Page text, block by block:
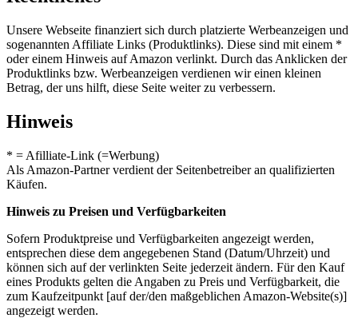
Unsere Webseite finanziert sich durch platzierte Werbeanzeigen und
sogenannten Affiliate Links (Produktlinks). Diese sind mit einem *
oder einem Hinweis auf Amazon verlinkt. Durch das Anklicken der
Produktlinks bzw. Werbeanzeigen verdienen wir einen kleinen
Betrag, der uns hilft, diese Seite weiter zu verbessern.
Hinweis
* = Afilliate-Link (=Werbung)
Als Amazon-Partner verdient der Seitenbetreiber an qualifizierten
Käufen.
Hinweis zu Preisen und Verfügbarkeiten
Sofern Produktpreise und Verfügbarkeiten angezeigt werden,
entsprechen diese dem angegebenen Stand (Datum/Uhrzeit) und
können sich auf der verlinkten Seite jederzeit ändern. Für den Kauf
eines Produkts gelten die Angaben zu Preis und Verfügbarkeit, die
zum Kaufzeitpunkt [auf der/den maßgeblichen Amazon-Website(s)]
angezeigt werden.